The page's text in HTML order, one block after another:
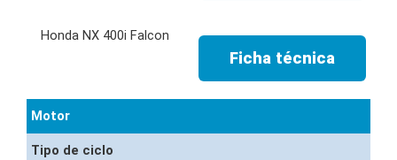
Ficha técnica
Motor
Tipo de ciclo